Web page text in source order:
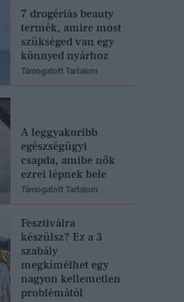
7 drogériás beauty
termék, amire most
szükséged van egy
könnyed nyárhoz
Támogatott Tartalom
A leggyakoribb
egészségügyi
csapda, amibe nők
ezrei lépnek bele
Támogatott Tartalom
Fesztiválra
készülsz? Ez a 3
szabály
megkímélhet egy
nagyon kellemetlen
problémától